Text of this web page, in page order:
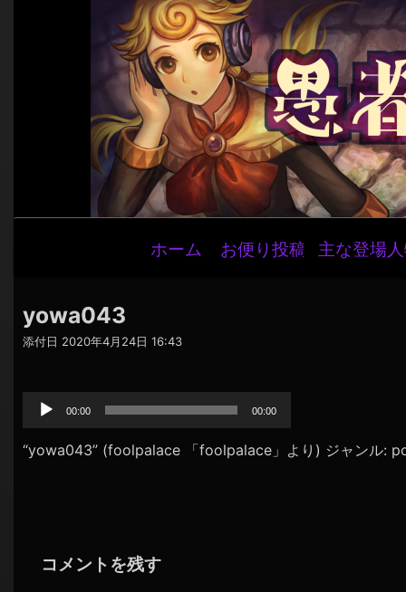
ナ
ビ
ー
シ
ョ
ホーム お便り投稿 主な登場
yowa043
添付日 2020年4月24日 16:43
声
レ
ー
ヤ
00:00 00:00
“yowa043” (foolpalace 「foolpalace」より) ジャンル:
コメントを残す